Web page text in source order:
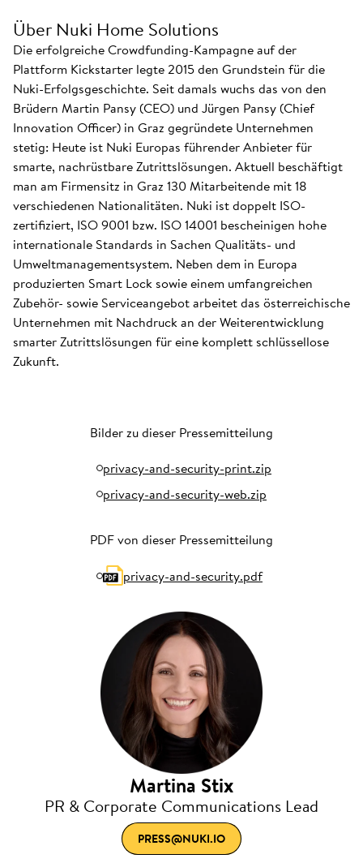
Über Nuki Home Solutions
Die erfolgreiche Crowdfunding-Kampagne auf der
Plattform Kickstarter legte 2015 den Grundstein für die
Nuki-Erfolgsgeschichte. Seit damals wuchs das von den
Brüdern Martin Pansy (CEO) und Jürgen Pansy (Chief
Innovation Officer) in Graz gegründete Unternehmen
stetig: Heute ist Nuki Europas führender Anbieter für
smarte, nachrüstbare Zutrittslösungen. Aktuell beschäftigt
man am Firmensitz in Graz 130 Mitarbeitende mit 18
verschiedenen Nationalitäten. Nuki ist doppelt ISO-
zertifiziert, ISO 9001 bzw. ISO 14001 bescheinigen hohe
internationale Standards in Sachen Qualitäts- und
Umweltmanagementsystem. Neben dem in Europa
produzierten Smart Lock sowie einem umfangreichen
Zubehör- sowie Serviceangebot arbeitet das österreichische
Unternehmen mit Nachdruck an der Weiterentwicklung
smarter Zutrittslösungen für eine komplett schlüssellose
Zukunft.
Bilder zu dieser Pressemitteilung
privacy-and-security-print.zip
privacy-and-security-web.zip
PDF von dieser Pressemitteilung
privacy-and-security.pdf
Martina Stix
PR & Corporate Communications Lead
PRESS@NUKI.IO